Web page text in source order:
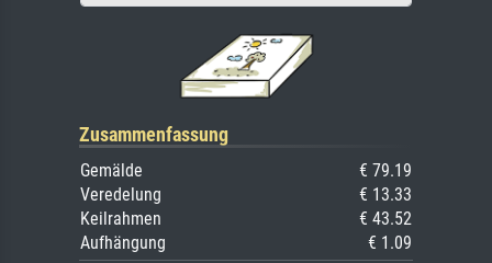
Zusammenfassung
Gemälde
€ 79.19
Veredelung
€ 13.33
Keilrahmen
€ 43.52
Aufhängung
€ 1.09